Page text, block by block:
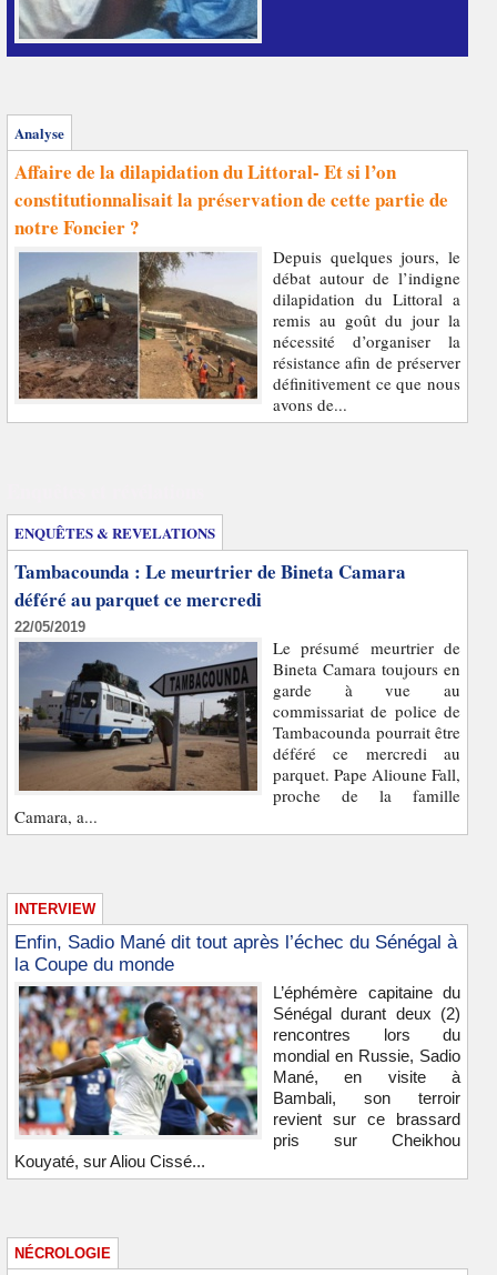
Analyse
Affaire de la dilapidation du Littoral- Et si l’on
constitutionnalisait la préservation de cette partie de
notre Foncier ?
Depuis quelques jours, le
débat autour de l’indigne
dilapidation du Littoral a
remis au goût du jour la
nécessité d’organiser la
résistance afin de préserver
définitivement ce que nous
avons de...
ENQUÊTES & REVELATIONS
Tambacounda : Le meurtrier de Bineta Camara
déféré au parquet ce mercredi
22/05/2019
Le présumé meurtrier de
Bineta Camara toujours en
garde à vue au
commissariat de police de
Tambacounda pourrait être
déféré ce mercredi au
parquet. Pape Alioune Fall,
proche de la famille
Camara, a...
INTERVIEW
Enfin, Sadio Mané dit tout après l’échec du Sénégal à
la Coupe du monde
L’éphémère capitaine du
Sénégal durant deux (2)
rencontres lors du
mondial en Russie, Sadio
Mané, en visite à
Bambali, son terroir
revient sur ce brassard
pris sur Cheikhou
Kouyaté, sur Aliou Cissé...
NÉCROLOGIE